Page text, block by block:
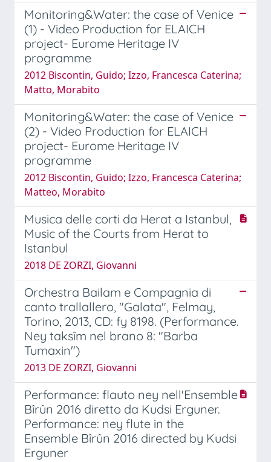
Monitoring&Water: the case of Venice
(1) - Video Production for ELAICH
project- Eurome Heritage IV
programme
2012 Biscontin, Guido; Izzo, Francesca Caterina;
Matto, Morabito
Monitoring&Water: the case of Venice
(2) - Video Production for ELAICH
project- Eurome Heritage IV
programme
2012 Biscontin, Guido; Izzo, Francesca Caterina;
Matteo, Morabito
Musica delle corti da Herat a Istanbul,
Music of the Courts from Herat to
Istanbul
2018 DE ZORZI, Giovanni
Orchestra Bailam e Compagnia di
canto trallallero, "Galata", Felmay,
Torino, 2013, CD: fy 8198. (Performance.
Ney taksîm nel brano 8: "Barba
Tumaxin")
2013 DE ZORZI, Giovanni
Performance: flauto ney nell'Ensemble
Bîrûn 2016 diretto da Kudsi Erguner.
Performance: ney flute in the
Ensemble Bîrûn 2016 directed by Kudsi
Erguner